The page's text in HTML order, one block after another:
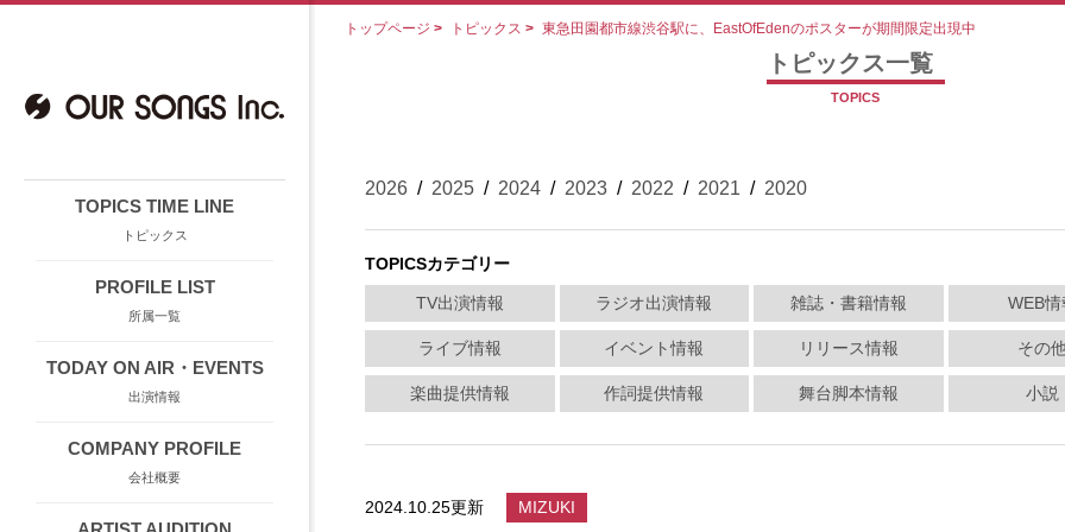
TOPICS TIME LINE
トピックス
PROFILE LIST
所属一覧
TODAY ON AIR・EVENTS
出演情報
COMPANY PROFILE
会社概要
トップページ > トピックス > 東急田園都市線渋谷駅に、EastOfEdenのポスターが期間限定出現中
トピックス一覧
TOPICS
2026 / 2025 / 2024 / 2023 / 2022 / 2021 / 2020
TOPICSカテゴリー
TV出演情報 ラジオ出演情報 雑誌・書籍情報 WEB情
ライブ情報 イベント情報 リリース情報 その
楽曲提供情報 作詞提供情報 舞台脚本情報 小説
2024.10.25更新 MIZUKI